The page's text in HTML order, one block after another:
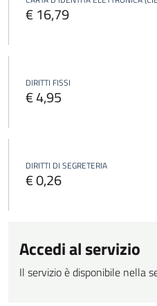
€ 16,79
DIRITTI FISSI
€ 4,95
DIRITTI DI SEGRETERIA
€ 0,26
Accedi al servizio
Il servizio è disponibile nella